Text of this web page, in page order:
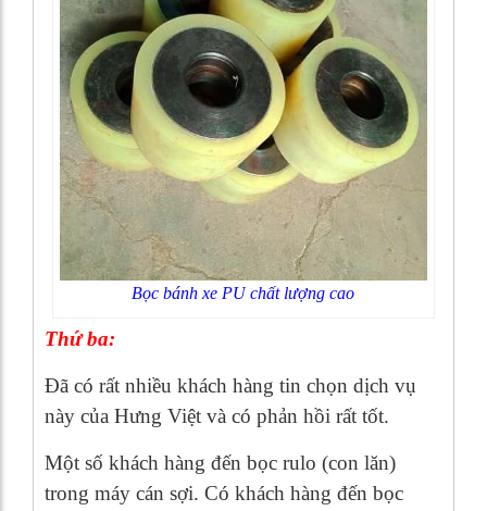
Bọc bánh xe PU chất lượng cao
Thứ ba:
Đã có rất nhiều khách hàng tin chọn dịch vụ
này của Hưng Việt và có phản hồi rất tốt.
Một số khách hàng đến bọc rulo (con lăn)
trong máy cán sợi. Có khách hàng đến bọc